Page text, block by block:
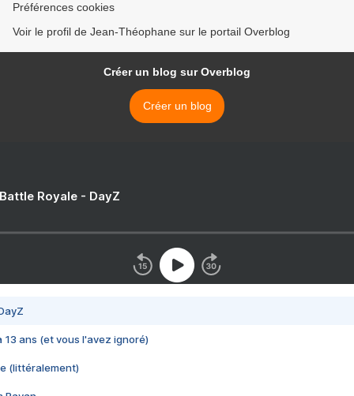
Préférences cookies
Voir le profil de Jean-Théophane sur le portail Overblog
Créer un blog sur Overblog
Créer un blog
Royale - DayZ
13 ans (et vous l'avez ignoré)
(littéralement)